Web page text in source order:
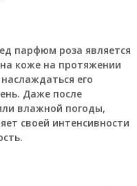
парфюм роза является
коже на протяжении
его
Даже после
влажной погоды,
своей интенсивности